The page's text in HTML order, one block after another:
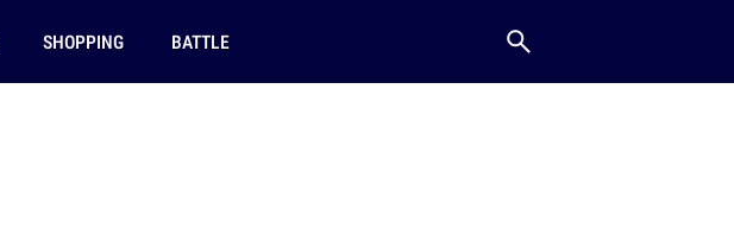
SHOPPING BATTLE